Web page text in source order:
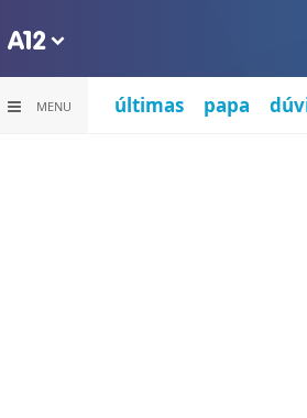
MENU últimas papa